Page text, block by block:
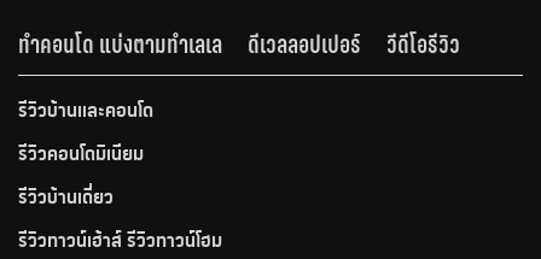
ทำคอนโด แบ่งตามทำเลเล
ดีเวลลอปเปอร์ วีดีโอรีวิว
รีวิวบ้านและคอนโด
รีวิวคอนโดมิเนียม
รีวิวบ้านเดี่ยว
รีวิวทาวน์เฮ้าส์ รีวิวทาวน์โฮม